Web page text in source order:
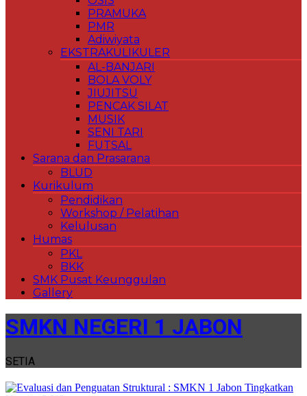
PRAMUKA
PMR
Adiwiyata
EKSTRAKULIKULER
AL-BANJARI
BOLA VOLY
JIUJITSU
PENCAK SILAT
MUSIK
SENI TARI
FUTSAL
Sarana dan Prasarana
BLUD
Kurikulum
Pendidikan
Workshop / Pelatihan
Kelulusan
Humas
PKL
BKK
SMK Pusat Keunggulan
Gallery
SMKN NEGERI 1 JABON
SETIA